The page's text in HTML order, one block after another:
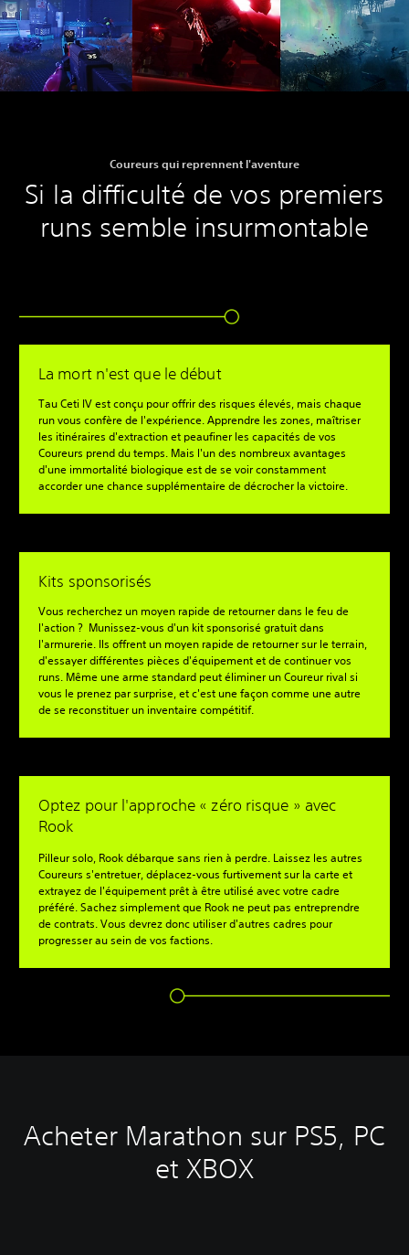
Coureurs qui reprennent l'aventure
Si la difficulté de vos premiers
runs semble insurmontable
La mort n'est que le début
Tau Ceti IV est conçu pour offrir des risques élevés, mais chaque
run vous confère de l'expérience. Apprendre les zones, maîtriser
les itinéraires d'extraction et peaufiner les capacités de vos
Coureurs prend du temps. Mais l'un des nombreux avantages
d'une immortalité biologique est de se voir constamment
accorder une chance supplémentaire de décrocher la victoire.
Kits sponsorisés
Vous recherchez un moyen rapide de retourner dans le feu de
l'action ? Munissez-vous d'un kit sponsorisé gratuit dans
l'armurerie. Ils offrent un moyen rapide de retourner sur le terrain,
d'essayer différentes pièces d'équipement et de continuer vos
runs. Même une arme standard peut éliminer un Coureur rival si
vous le prenez par surprise, et c'est une façon comme une autre
de se reconstituer un inventaire compétitif.
Optez pour l'approche « zéro risque » avec
Rook
Pilleur solo, Rook débarque sans rien à perdre. Laissez les autres
Coureurs s'entretuer, déplacez-vous furtivement sur la carte et
extrayez de l'équipement prêt à être utilisé avec votre cadre
préféré. Sachez simplement que Rook ne peut pas entreprendre
de contrats. Vous devrez donc utiliser d'autres cadres pour
progresser au sein de vos factions.
Acheter Marathon sur PS5, PC
et XBOX